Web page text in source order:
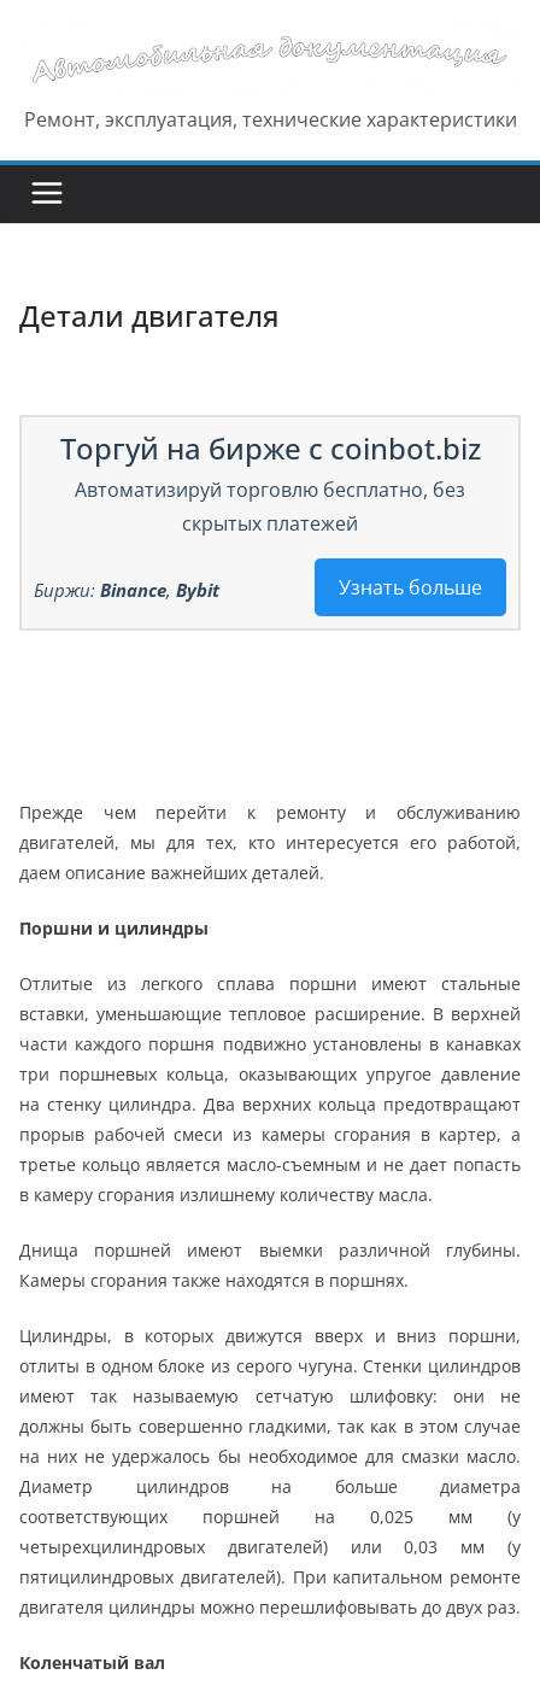
содержимому
Ремонт, эксплуатация, технические характеристики
Детали двигателя
Торгуй на бирже с coinbot.biz
Автоматизируй торговлю бесплатно, без
скрытых платежей
Узнать больше
Биржи: Binance, Bybit
Прежде чем перейти к ремонту и обслуживанию
двигателей, мы для тех, кто интересуется его работой,
даем описание важнейших деталей.
Поршни и цилиндры
Отлитые из легкого сплава поршни имеют стальные
вставки, уменьшающие тепловое расширение. В верхней
части каждого поршня подвижно установлены в канавках
три поршневых кольца, оказывающих упругое давление
на стенку цилиндра. Два верхних кольца предотвращают
прорыв рабочей смеси из камеры сгорания в картер, а
третье кольцо является масло-съемным и не дает попасть
в камеру сгорания излишнему количеству масла.
Днища поршней имеют выемки различной глубины.
Камеры сгорания также находятся в поршнях.
Цилиндры, в которых движутся вверх и вниз поршни,
отлиты в одном блоке из серого чугуна. Стенки цилиндров
имеют так называемую сетчатую шлифовку: они не
должны быть совершенно гладкими, так как в этом случае
на них не удержалось бы необходимое для смазки масло.
Диаметр цилиндров на больше диаметра
соответствующих поршней на 0,025 мм (у
четырехцилиндровых двигателей) или 0,03 мм (у
пятицилиндровых двигателей). При капитальном ремонте
двигателя цилиндры можно перешлифовывать до двух раз.
Коленчатый вал